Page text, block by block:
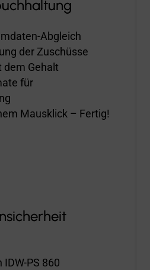
Abgleich
der Zuschüsse
dem Gehalt
für
Mausklick – Fertig!
PS 860